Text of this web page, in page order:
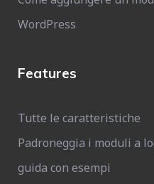
WordPress
Features
Tutte le caratteristiche
Padroneggia i moduli a
guida con esempi